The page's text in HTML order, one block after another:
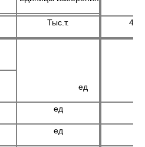
Тыс.т.
ед
ед
ед